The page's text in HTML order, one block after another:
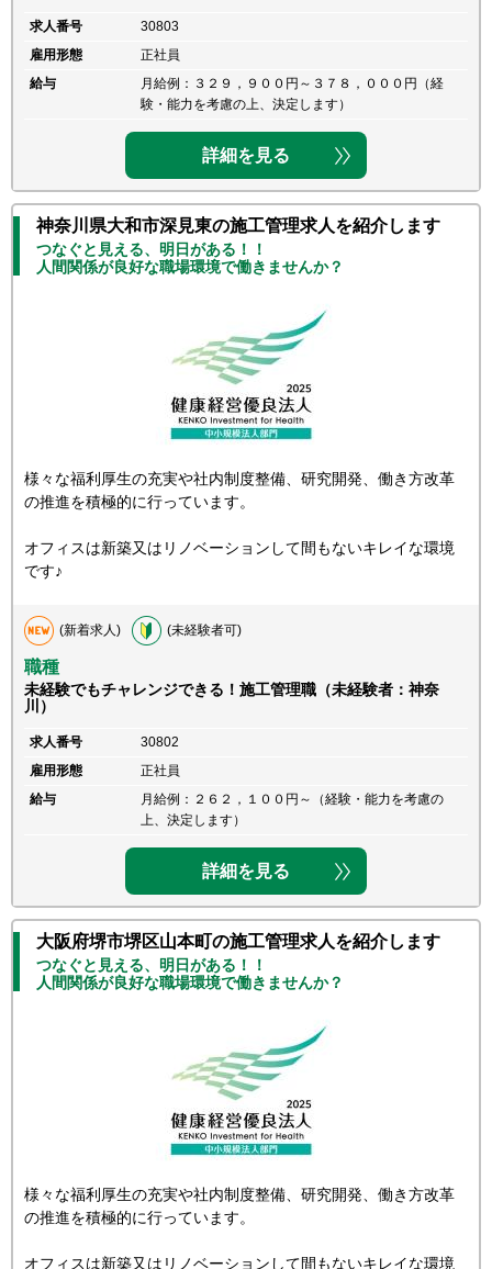
求人番号
30803
雇用形態
正社員
給与
月給例：３２９，９００円～３７８，０００円（経
験・能力を考慮の上、決定します）
詳細を見る
神奈川県大和市深見東の施工管理求人を紹介します
つなぐと見える、明日がある！！
人間関係が良好な職場環境で働きませんか？
様々な福利厚生の充実や社内制度整備、研究開発、働き方改革
の推進を積極的に行っています。
オフィスは新築又はリノベーションして間もないキレイな環境
です♪
(新着求人) (未経験者可)
職種
未経験でもチャレンジできる！施工管理職（未経験者：神奈
川）
求人番号
30802
雇用形態
正社員
給与
月給例：２６２，１００円～（経験・能力を考慮の
上、決定します）
詳細を見る
大阪府堺市堺区山本町の施工管理求人を紹介します
つなぐと見える、明日がある！！
人間関係が良好な職場環境で働きませんか？
様々な福利厚生の充実や社内制度整備、研究開発、働き方改革
の推進を積極的に行っています。
オフィスは新築又はリノベーションして間もないキレイな環境